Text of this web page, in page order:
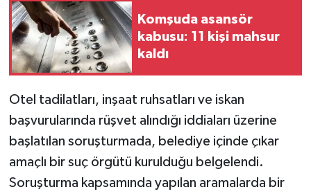
Komşuda asansör
kabusu: 11 kişi mahsur
kaldı
Otel tadilatları, inşaat ruhsatları ve iskan
başvurularında rüşvet alındığı iddiaları üzerine
başlatılan soruşturmada, belediye içinde çıkar
amaçlı bir suç örgütü kurulduğu belgelendi.
Soruşturma kapsamında yapılan aramalarda bir